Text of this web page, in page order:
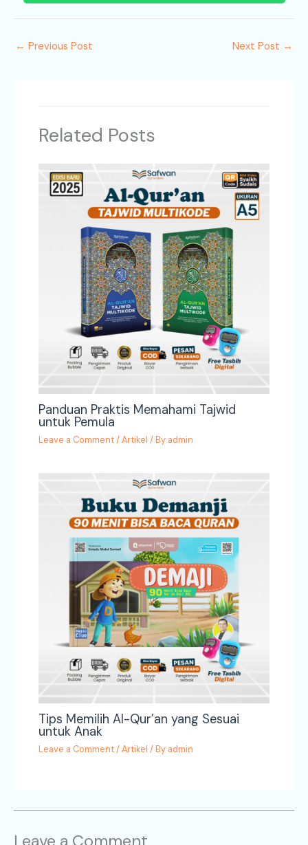
← Previous Post Next Post →
Related Posts
Panduan Praktis Memahami Tajwid
untuk Pemula
Leave a Comment /Artikel / By admin
Tips Memilih Al-Qur’an yang Sesuai
untuk Anak
Leave a Comment /Artikel / By admin
Leave a Comment